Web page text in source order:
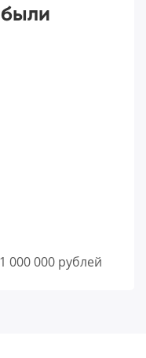
000 000 рублей